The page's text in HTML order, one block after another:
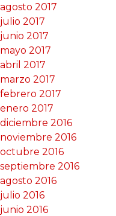
agosto 2017
julio 2017
junio 2017
mayo 2017
abril 2017
marzo 2017
febrero 2017
enero 2017
diciembre 2016
noviembre 2016
octubre 2016
septiembre 2016
agosto 2016
julio 2016
junio 2016